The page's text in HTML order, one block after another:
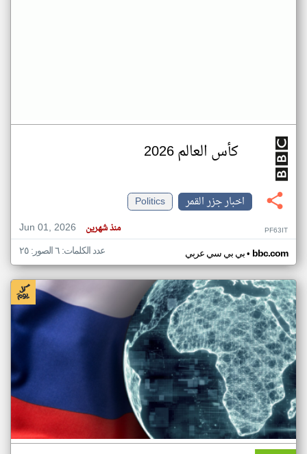
كأس العالم 2026
اخبار جزر القمر
Politics
Jun 01, 2026
منذ شهرين PF63IT
بي بي سي عربي• bbc.com عدد الكلمات: ٦ الصور: ٢٥